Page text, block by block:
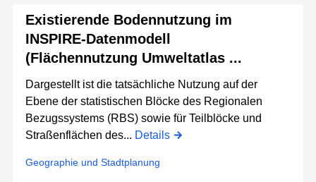
Existierende Bodennutzung im
INSPIRE-Datenmodell
(Flächennutzung Umweltatlas ...
Dargestellt ist die tatsächliche Nutzung auf der
Ebene der statistischen Blöcke des Regionalen
Bezugssystems (RBS) sowie für Teilblöcke und
Straßenflächen des... Details
Geographie und Stadtplanung